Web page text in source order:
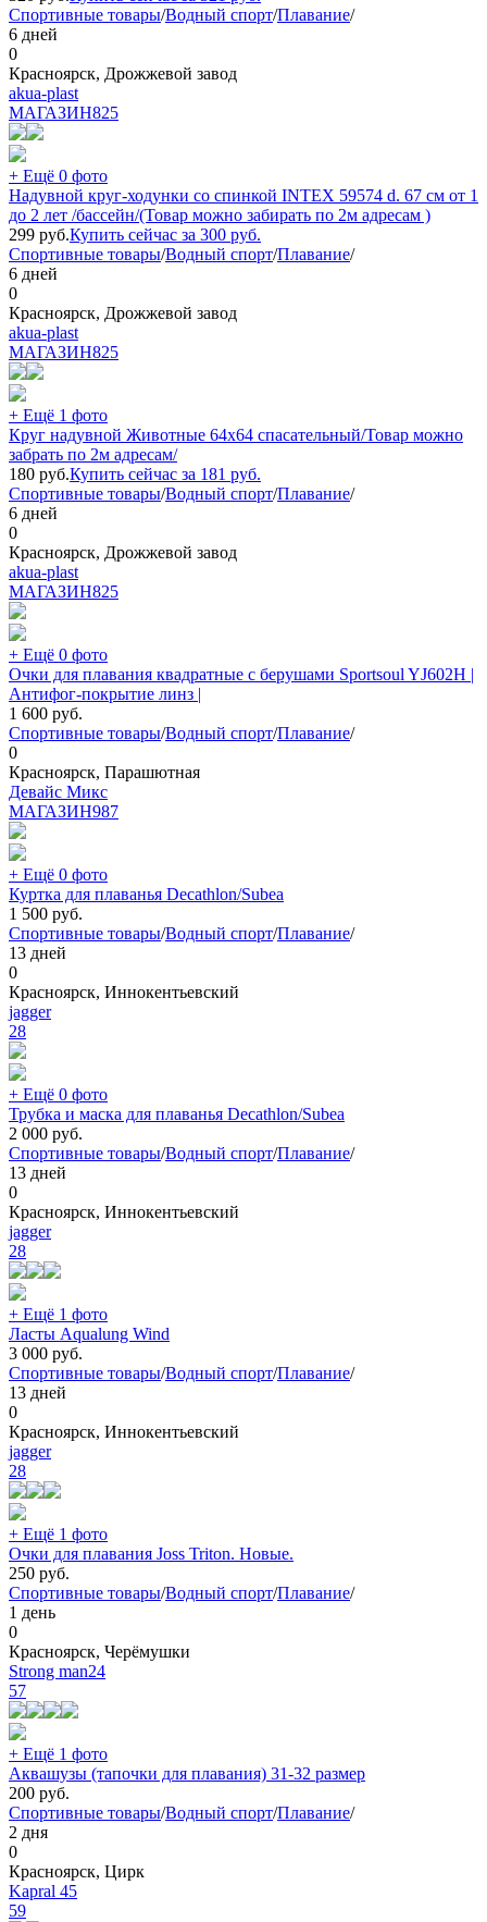
Спортивные товары/Водный спорт/Плавание/
6 дней
0
Красноярск, Дрожжевой завод
akua-plast
МАГАЗИН825
+ Ещё 0 фото
Надувной круг-ходунки со спинкой INTEX 59574 d. 67 см от 1
до 2 лет /бассейн/(Товар можно забирать по 2м адресам )
299 руб.Купить сейчас за 300 руб.
Спортивные товары/Водный спорт/Плавание/
6 дней
0
Красноярск, Дрожжевой завод
akua-plast
МАГАЗИН825
+ Ещё 1 фото
Круг надувной Животные 64х64 спасательный/Товар можно
забрать по 2м адресам/
180 руб.Купить сейчас за 181 руб.
Спортивные товары/Водный спорт/Плавание/
6 дней
0
Красноярск, Дрожжевой завод
akua-plast
МАГАЗИН825
+ Ещё 0 фото
Очки для плавания квадратные с берушами Sportsoul YJ602H |
Антифог-покрытие линз |
1 600 руб.
Спортивные товары/Водный спорт/Плавание/
0
Красноярск, Парашютная
Девайс Микс
МАГАЗИН987
+ Ещё 0 фото
Куртка для плаванья Decathlon/Subea
1 500 руб.
Спортивные товары/Водный спорт/Плавание/
13 дней
0
Красноярск, Иннокентьевский
jagger
28
+ Ещё 0 фото
Трубка и маска для плаванья Decathlon/Subea
2 000 руб.
Спортивные товары/Водный спорт/Плавание/
13 дней
0
Красноярск, Иннокентьевский
jagger
28
+ Ещё 1 фото
Ласты Aqualung Wind
3 000 руб.
Спортивные товары/Водный спорт/Плавание/
13 дней
0
Красноярск, Иннокентьевский
jagger
28
+ Ещё 1 фото
Очки для плавания Joss Triton. Новые.
250 руб.
Спортивные товары/Водный спорт/Плавание/
1 день
0
Красноярск, Черёмушки
Strong man24
57
+ Ещё 1 фото
Аквашузы (тапочки для плавания) 31-32 размер
200 руб.
Спортивные товары/Водный спорт/Плавание/
2 дня
0
Красноярск, Цирк
Kapral 45
59